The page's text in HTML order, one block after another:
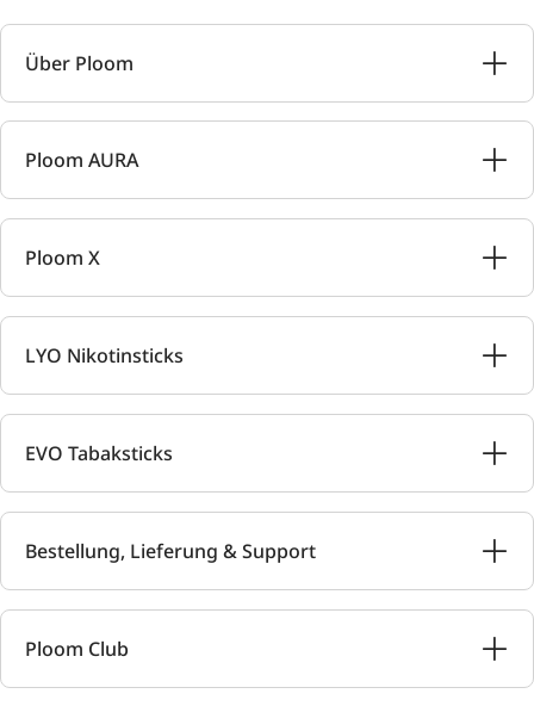
Über Ploom
Ploom AURA
Ploom X
LYO Nikotinsticks
EVO Tabaksticks
Bestellung, Lieferung & Support
Ploom Club